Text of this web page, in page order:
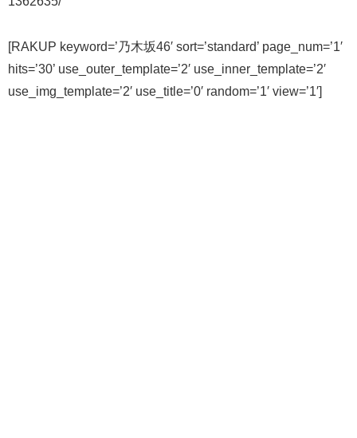
[RAKUP keyword=’乃木坂46′ sort=’standard’ page_num=’1′
hits=’30’ use_outer_template=’2′ use_inner_template=’2′
use_img_template=’2′ use_title=’0′ random=’1′ view=’1′]